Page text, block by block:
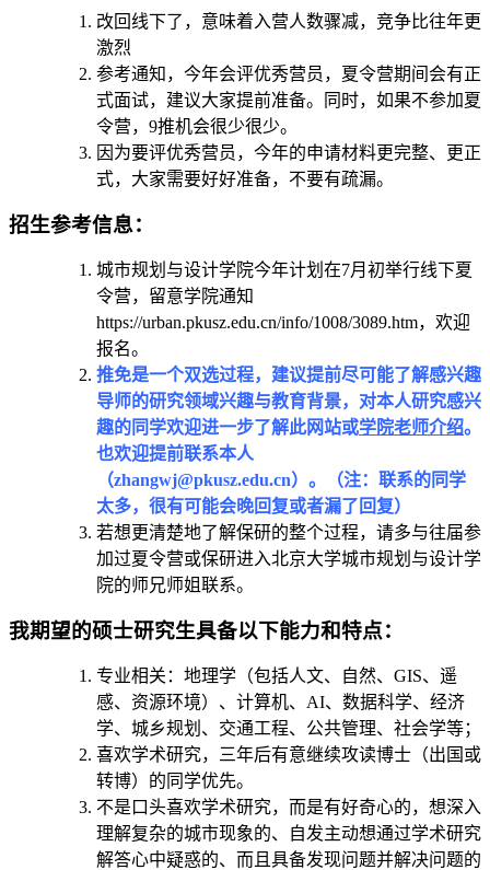
改回线下了，意味着入营人数骤减，竞争比往年更
激烈
参考通知，今年会评优秀营员，夏令营期间会有正
式面试，建议大家提前准备。同时，如果不参加夏
令营，9推机会很少很少。
因为要评优秀营员，今年的申请材料更完整、更正
式，大家需要好好准备，不要有疏漏。
招生参考信息：
城市规划与设计学院今年计划在7月初举行线下夏
令营，留意学院通知
https://urban.pkusz.edu.cn/info/1008/3089.htm，欢迎
报名。
推免是一个双选过程，建议提前尽可能了解感兴趣
导师的研究领域兴趣与教育背景，对本人研究感兴
趣的同学欢迎进一步了解此网站或学院老师介绍。
也欢迎提前联系本人
（zhangwj@pkusz.edu.cn）。（注：联系的同学
太多，很有可能会晚回复或者漏了回复）
若想更清楚地了解保研的整个过程，请多与往届参
加过夏令营或保研进入北京大学城市规划与设计学
院的师兄师姐联系。
我期望的硕士研究生具备以下能力和特点：
专业相关：地理学（包括人文、自然、GIS、遥
感、资源环境）、计算机、AI、数据科学、经济
学、城乡规划、交通工程、公共管理、社会学等；
喜欢学术研究，三年后有意继续攻读博士（出国或
转博）的同学优先。
不是口头喜欢学术研究，而是有好奇心的，想深入
理解复杂的城市现象的、自发主动想通过学术研究
解答心中疑惑的、而且具备发现问题并解决问题的